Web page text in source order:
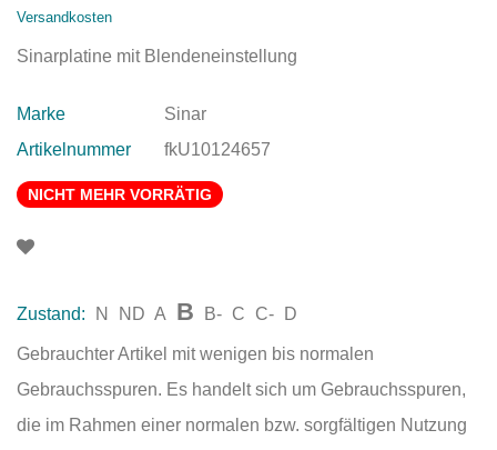
Versandkosten
Sinarplatine mit Blendeneinstellung
Marke
Sinar
Artikelnummer
fkU10124657
NICHT MEHR VORRÄTIG
Zustand: N ND A B B- C C- D
Gebrauchter Artikel mit wenigen bis normalen
Gebrauchsspuren. Es handelt sich um Gebrauchsspuren,
die im Rahmen einer normalen bzw. sorgfältigen Nutzung